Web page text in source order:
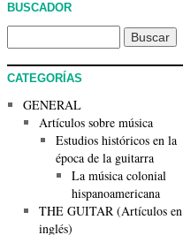
BUSCADOR
CATEGORÍAS
GENERAL
Artículos sobre música
Estudios históricos en la
época de la guitarra
La música colonial
hispanoamericana
THE GUITAR (Artículos en
inglés)